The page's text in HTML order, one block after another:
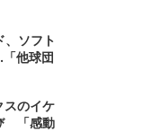
、ソフト
他球団
スのイケ
「感動